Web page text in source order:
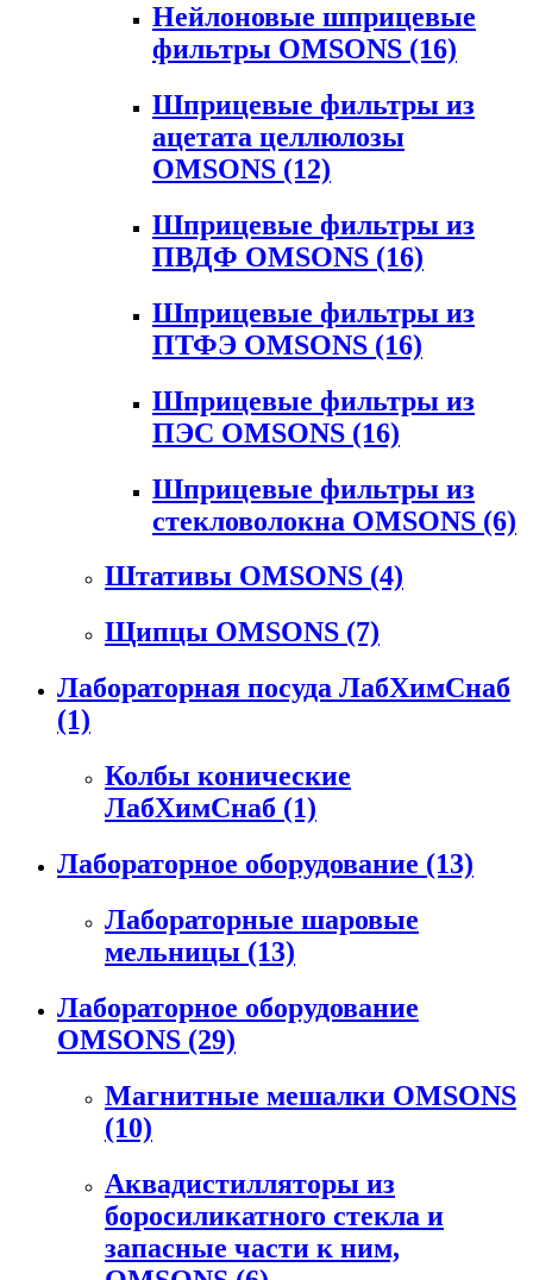
Нейлоновые шприцевые
фильтры OMSONS (16)
Шприцевые фильтры из
ацетата целлюлозы
OMSONS (12)
Шприцевые фильтры из
ПВДФ OMSONS (16)
Шприцевые фильтры из
ПТФЭ OMSONS (16)
Шприцевые фильтры из
ПЭС OMSONS (16)
Шприцевые фильтры из
стекловолокна OMSONS (6)
Штативы OMSONS (4)
Щипцы OMSONS (7)
Лабораторная посуда ЛабХимСнаб
(1)
Колбы конические
ЛабХимСнаб (1)
Лабораторное оборудование (13)
Лабораторные шаровые
мельницы (13)
Лабораторное оборудование
OMSONS (29)
Магнитные мешалки OMSONS
(10)
Аквадистилляторы из
боросиликатного стекла и
запасные части к ним,